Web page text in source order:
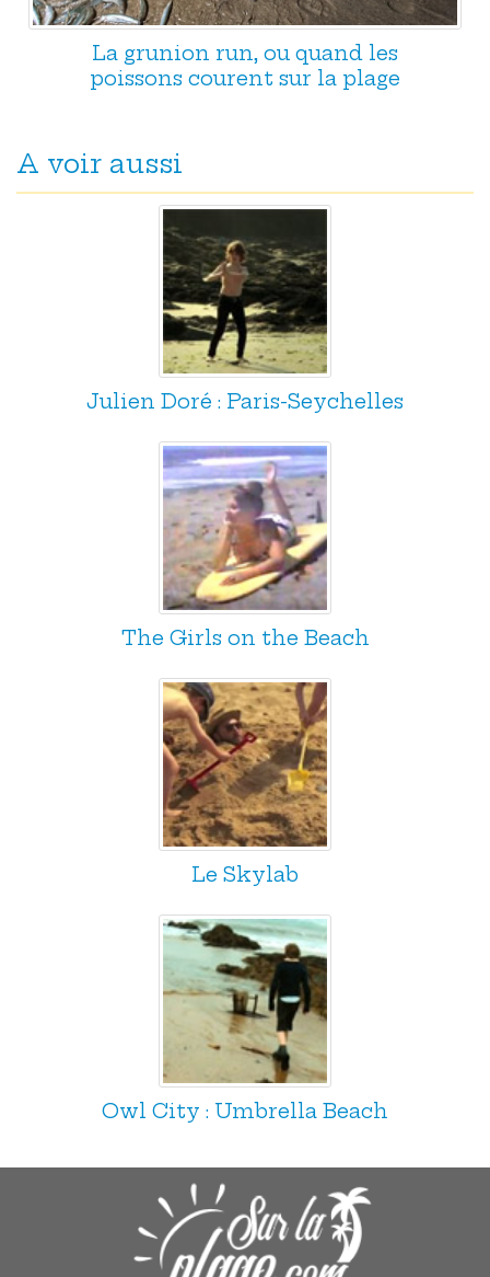
La grunion run, ou quand les
poissons courent sur la plage
A voir aussi
Julien Doré : Paris-Seychelles
The Girls on the Beach
Le Skylab
Owl City : Umbrella Beach